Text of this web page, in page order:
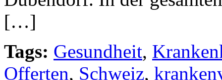
[…]
Tags: Gesundheit,
Offerten, Schweiz,